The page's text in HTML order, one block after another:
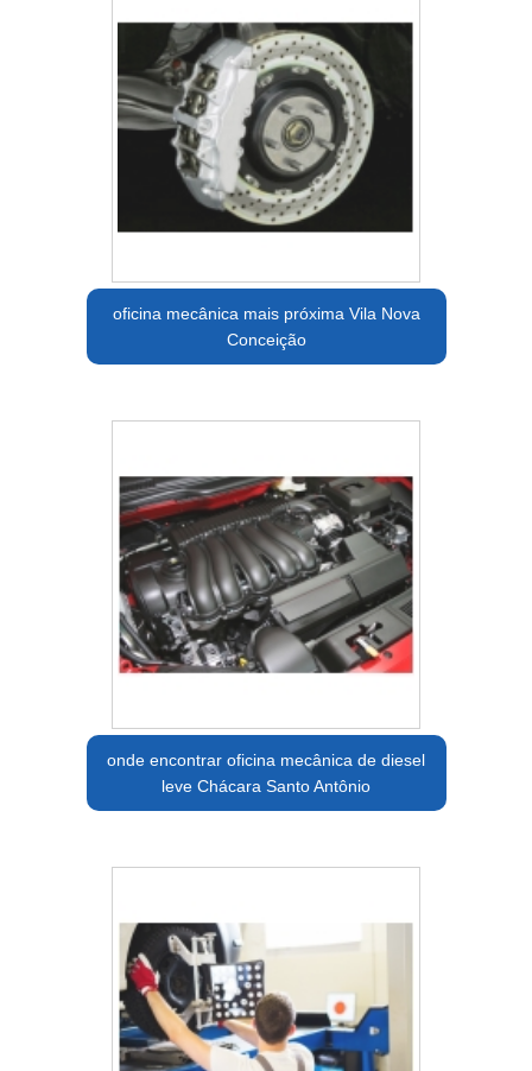
oficina mecânica mais próxima Vila Nova
Conceição
onde encontrar oficina mecânica de diesel
leve Chácara Santo Antônio